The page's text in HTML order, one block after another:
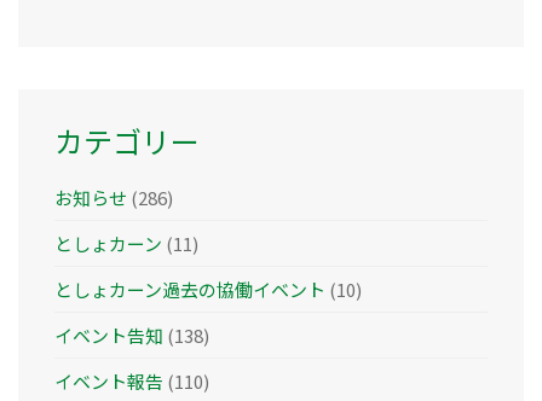
カテゴリー
お知らせ (286)
としょカーン (11)
としょカーン過去の協働イベント (10)
イベント告知 (138)
イベント報告 (110)